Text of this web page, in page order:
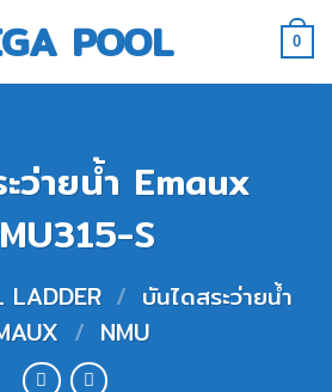
POOL 0
ว่ายน้ำ Emaux
S
LADDER / บันไดสระว่ายน้ำ
/ NMU